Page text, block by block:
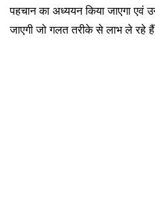
पहचान का अध्ययन किया जाएगा एवं
जाएगी जो गलत तरीके से लाभ ले रहे